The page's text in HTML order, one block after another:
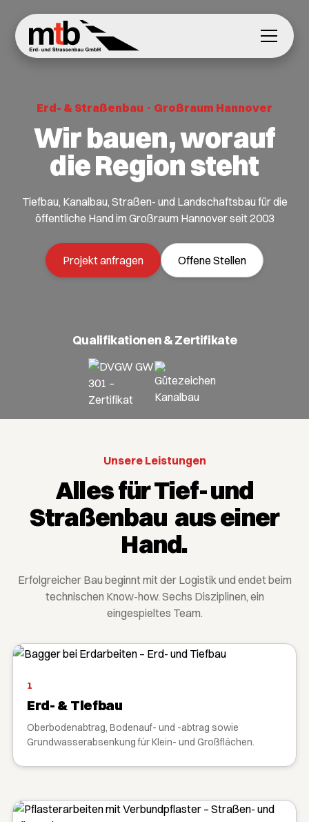
Erd- & Straßenbau · Großraum Hannover
Wir bauen, worauf
die Region steht
Tiefbau, Kanalbau, Straßen- und Landschaftsbau für die
öffentliche Hand im Großraum Hannover seit 2003
Projekt anfragen Offene Stellen
Qualifikationen & Zertifikate
Unsere Leistungen
Alles für Tief- und
Straßenbau aus einer
Hand.
Erfolgreicher Bau beginnt mit der Logistik und endet beim
technischen Know-how. Sechs Disziplinen, ein
eingespieltes Team.
1
Erd- & Tiefbau
Oberbodenabtrag, Bodenauf- und -abtrag sowie
Grundwasserabsenkung für Klein- und Großflächen.